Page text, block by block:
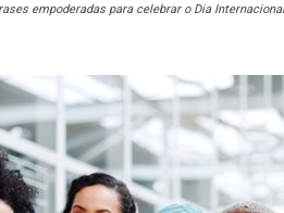
empoderadas para celebrar o Dia